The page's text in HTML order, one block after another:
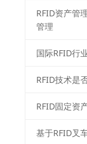
RFID资产管
管理
国际RFID行
RFID技术是
RFID固定资
基于RFID叉